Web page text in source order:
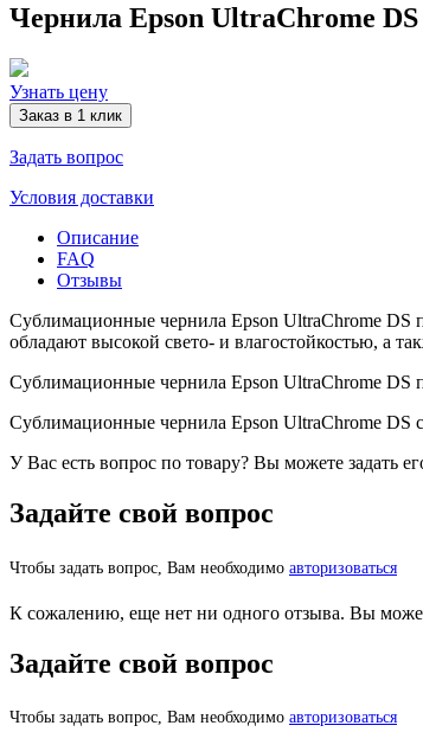
Чернила Epson UltraChrоme
Узнать цену
Задать вопрос
Условия доставки
Описание
FAQ
Отзывы
Сублимационные чернила Epson UltraChrome DS
обладают высокой свето- и влагостойкостью, а
Сублимационные чернила Epson UltraChrome DS
Сублимационные чернила Epson UltraChrome DS
У Вас есть вопрос по товару? Вы можете задать
Задайте свой вопрос
Чтобы задать вопрос, Вам необходимо авторизоваться
К сожалению, еще нет ни одного отзыва. Вы
Задайте свой вопрос
Чтобы задать вопрос, Вам необходимо авторизоваться